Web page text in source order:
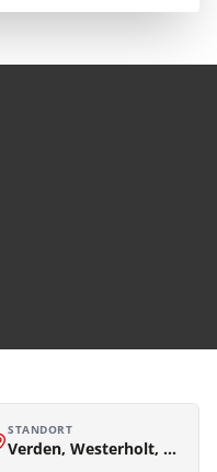
STANDORT
Verden, Westerholt, Bremen